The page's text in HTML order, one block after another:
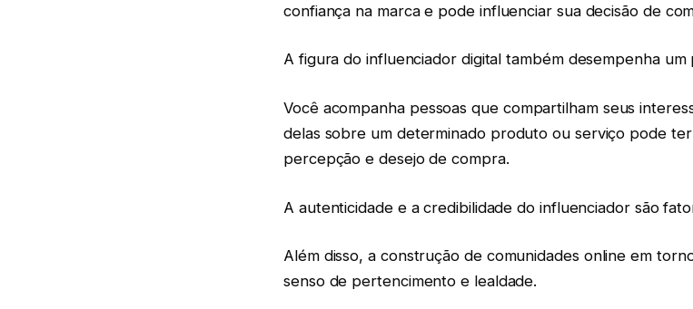
confiança na marca e pode influenciar sua decisão de
A figura do influenciador digital também desempenha
Você acompanha pessoas que compartilham seus
delas sobre um determinado produto ou serviço pode
percepção e desejo de compra.
A autenticidade e a credibilidade do influenciador são
Além disso, a construção de comunidades online em
senso de pertencimento e lealdade.